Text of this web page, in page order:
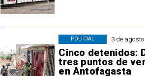
3 de
Cinco detenidos:
tres puntos de
en Antofagasta
POLICIAL